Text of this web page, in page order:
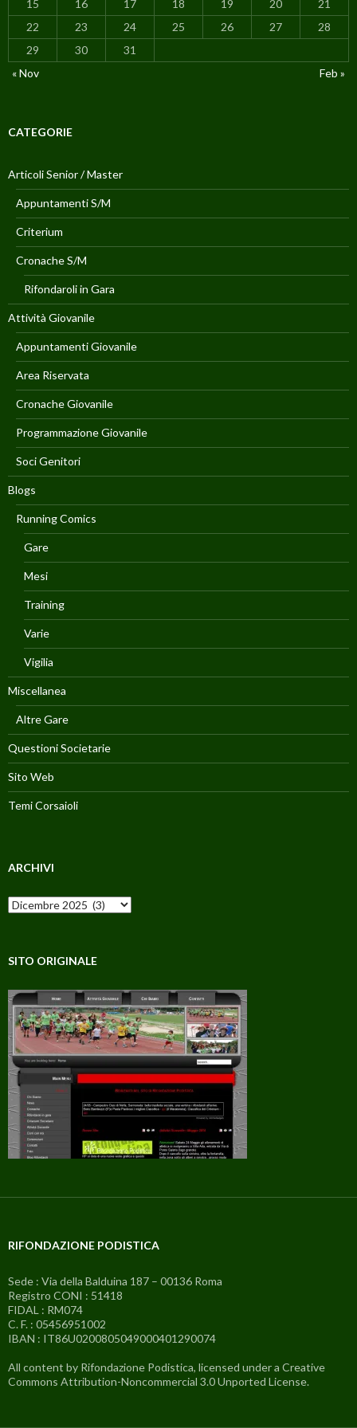
15
16 17 18 19 20
21
22
23 24 25 26 27
28
29
30
31
« Nov
Feb »
CATEGORIE
Articoli Senior / Master
Appuntamenti S/M
Criterium
Cronache S/M
Rifondaroli in Gara
Attività Giovanile
Appuntamenti Giovanile
Area Riservata
Cronache Giovanile
Programmazione Giovanile
Soci Genitori
Blogs
Running Comics
Gare
Mesi
Training
Varie
Vigilia
Miscellanea
Altre Gare
Questioni Societarie
Sito Web
Temi Corsaioli
ARCHIVI
Archivi
SITO ORIGINALE
RIFONDAZIONE PODISTICA
Sede : Via della Balduina 187 – 00136 Roma
Registro CONI : 51418
FIDAL : RM074
C. F. : 05456951002
IBAN : IT86U0200805049000401290074
All content by Rifondazione Podistica, licensed under a Creative
Commons Attribution-Noncommercial 3.0 Unported License.